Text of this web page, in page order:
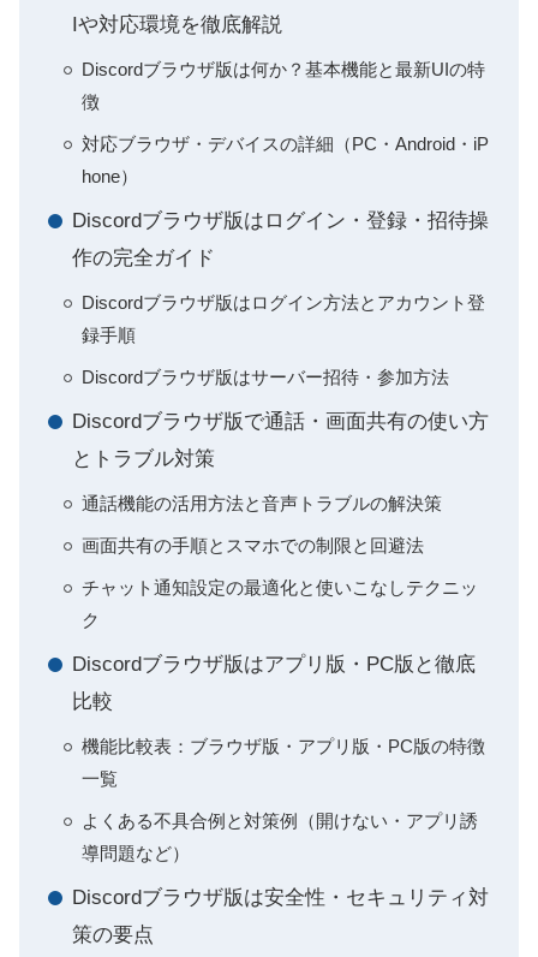
Iや対応環境を徹底解説
Discordブラウザ版は何か？基本機能と最新UIの特
徴
対応ブラウザ・デバイスの詳細（PC・Android・iP
hone）
Discordブラウザ版はログイン・登録・招待操
作の完全ガイド
Discordブラウザ版はログイン方法とアカウント登
録手順
Discordブラウザ版はサーバー招待・参加方法
Discordブラウザ版で通話・画面共有の使い方
とトラブル対策
通話機能の活用方法と音声トラブルの解決策
画面共有の手順とスマホでの制限と回避法
チャット通知設定の最適化と使いこなしテクニッ
ク
Discordブラウザ版はアプリ版・PC版と徹底
比較
機能比較表：ブラウザ版・アプリ版・PC版の特徴
一覧
よくある不具合例と対策例（開けない・アプリ誘
導問題など）
Discordブラウザ版は安全性・セキュリティ対
策の要点